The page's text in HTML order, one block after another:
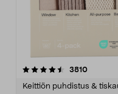
3810
Keittiön puhdistus &
4.5viidestä